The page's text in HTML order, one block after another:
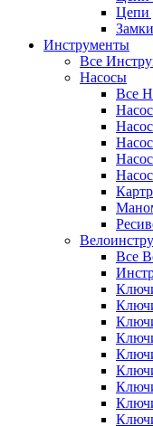
Цепи
Инструменты
Все
Насосы
Все
Все